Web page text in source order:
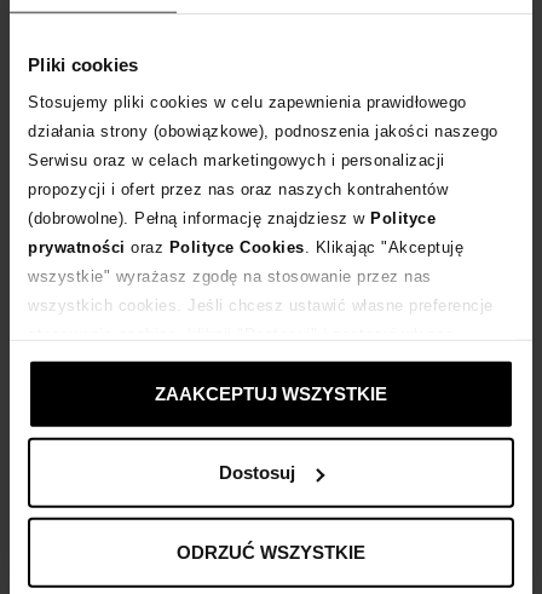
Pliki cookies
Stosujemy pliki cookies w celu zapewnienia prawidłowego
działania strony (obowiązkowe), podnoszenia jakości naszego
Serwisu oraz w celach marketingowych i personalizacji
propozycji i ofert przez nas oraz naszych kontrahentów
(dobrowolne). Pełną informację znajdziesz w Polityce
prywatności oraz Polityce Cookies . Klikając "Akceptuję
wszystkie" wyrażasz zgodę na stosowanie przez nas
wszystkich cookies. Jeśli chcesz ustawić własne preferencje
ustawienia prywatności.
ZAAKCEPTUJ WSZYSTKIE
Dostosuj
ODRZUĆ WSZYSTKIE
Tabela rozmiarów
WYBIERZ ROZMIAR
DODAJ DO KOSZYKA
Dostawa od 0 zł
14 dni na zwrot towaru